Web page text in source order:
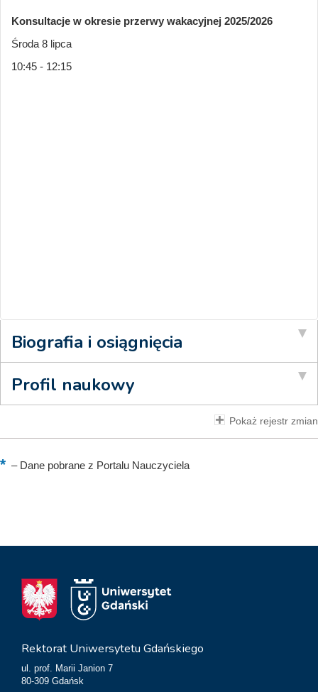
Konsultacje w okresie przerwy wakacyjnej 2025/2026
Środa 8 lipca
10:45 - 12:15
Biografia i osiągnięcia
Profil naukowy
Pokaż rejestr zmian
–Dane pobrane z Portalu Nauczyciela
Rektorat Uniwersytetu Gdańskiego
ul. prof. Marii Janion 7
80-309 Gdańsk